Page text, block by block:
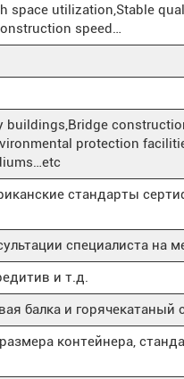
space utilization,Stable
speed…
buildings,Bridge
protection
стандарты
специалиста на
и т.д.
балка и горячекатаный
контейнера,